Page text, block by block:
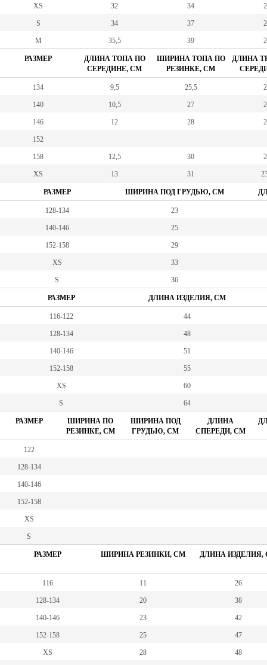
XS 32 34
S 34 37
M 35,5 39
РАЗМЕР
ДЛИНА ТОПА ПО
СЕРЕДИНЕ, СМ
ШИРИНА ТОПА ПО
РЕЗИНКЕ, СМ
ДЛИНА
134 9,5 25,5
140 10,5 27
146 12 28
152
158 12,5 30
XS 13 31
РАЗМЕР ШИРИНА ПОД ГРУДЬЮ, СМ
128-134 23
140-146 25
152-158 29
XS 33
S 36
РАЗМЕР ДЛИНА ИЗДЕЛИЯ, СМ
116-122 44
128-134 48
140-146 51
152-158 55
XS 60
S 64
РАЗМЕР
ШИРИНА ПО
РЕЗИНКЕ, СМ
ШИРИНА ПОД
ГРУДЬЮ, СМ
ДЛИНА
СПЕРЕДИ, СМ
122
128-134
140-146
152-158
XS
S
РАЗМЕР ШИРИНА РЕЗИНКИ, СМ ДЛИНА ИЗДЕЛИЯ,
116 11 26
128-134 20 38
140-146 23 42
152-158 25 47
XS 28 48